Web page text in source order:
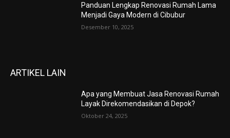
Panduan Lengkap Renovasi Rumah Lama
Menjadi Gaya Modern di Cibubur
Desember 10, 2025
ARTIKEL LAIN
Apa yang Membuat Jasa Renovasi Rumah
Layak Direkomendasikan di Depok?
Oktober 24, 2025